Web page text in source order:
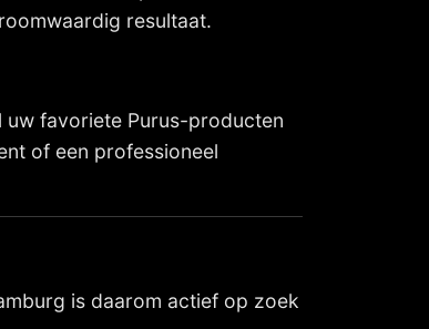
resultaat.
uw favoriete Purus-producten
of een professioneel
is daarom actief op zoek